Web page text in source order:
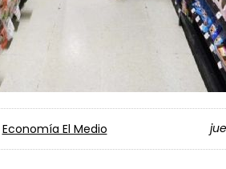
Economía El Medio